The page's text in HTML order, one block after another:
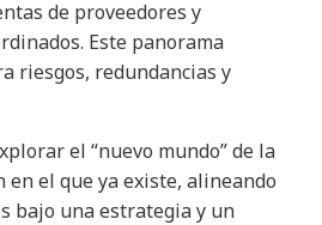
de proveedores y
Este panorama
riesgos, redundancias y
el “nuevo mundo” de la
el que ya existe, alineando
bajo una estrategia y un